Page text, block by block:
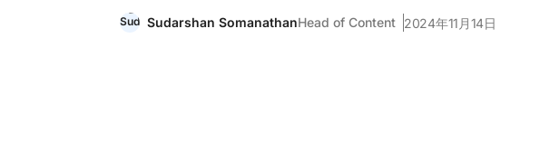
Sudarshan SomanathanHead of Content 2024年11月14日